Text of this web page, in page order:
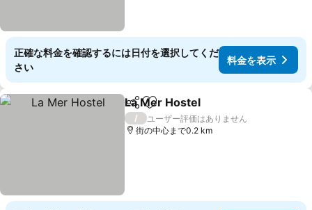
正確な料金を確認するには日付を選択してくだ
さい
料金を表示
シェアお気に入りに追加
La Mer Hostel
/
ユーザー評価はありません
街の中心まで0.2 km